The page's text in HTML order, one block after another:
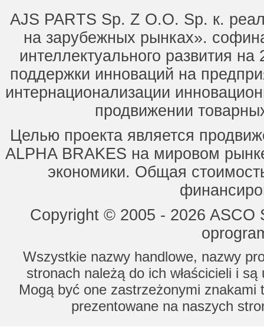
AJS PARTS Sp. Z O.O. Sp. к.
на зарубежных рынках».
интеллектуального развития
поддержки инноваций на
интернационализации
продвижении
Целью проекта является
ALPHA BRAKES на мировом
экономики. Общая
Copyright © 2005 - 2026
Wszystkie nazwy handlowe, nazwy
stronach należą do ich właścicieli i
Mogą być one zastrzeżonymi znakami
prezentowane na naszych